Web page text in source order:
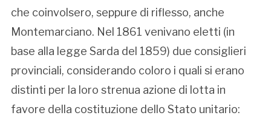
che coinvolsero, seppure di riflesso, anche
Montemarciano. Nel 1861 venivano eletti (in
base alla legge Sarda del 1859) due consiglieri
provinciali, considerando coloro i quali si erano
distinti per la loro strenua azione di lotta in
favore della costituzione dello Stato unitario: